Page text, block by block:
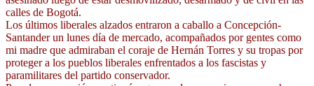
calles de Bogotá.
Los últimos liberales alzados entraron a caballo a Concepción-
Santander un lunes día de mercado, acompañados por gentes como
mi madre que admiraban el coraje de Hernán Torres y su tropas por
proteger a los pueblos liberales enfrentados a los fascistas y
paramilitares del partido conservador.